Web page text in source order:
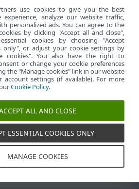
da ESET
Fórum ESET
regional
produtos ESET
s r.o. - Todos os direitos reservados.
use cookies to give you the best
experience, analyze our website traffic,
personalized ads. You can agree to the
by clicking "Accept all and close",
cookies by choosing "Accept
only", or adjust your cookie settings by
cookies". You also have the right to
or change your cookie preferences
the "Manage cookies" link in our website
settings (if available). For more
Cookie Policy.
ALL AND CLOSE
ESSENTIAL COOKIES ONLY
MANAGE COOKIES